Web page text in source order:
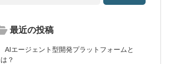
最近の投稿
AIエージェント型開発プラットフォームと
は？